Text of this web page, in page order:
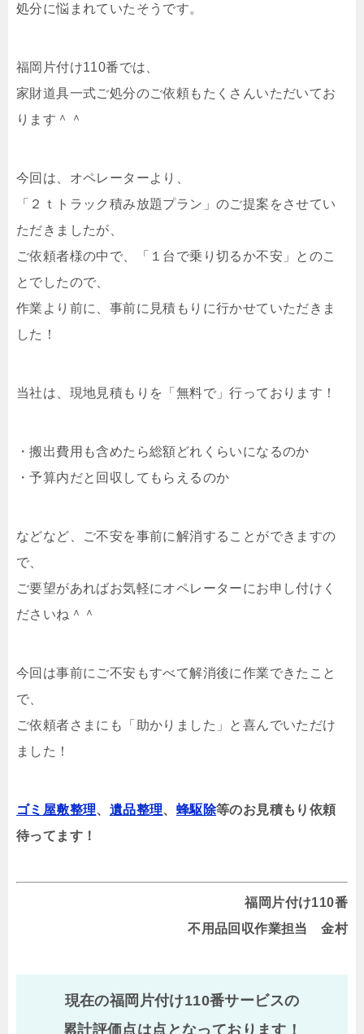
処分に悩まれていたそうです。
福岡片付け110番では、
家財道具一式ご処分のご依頼もたくさんいただいてお
ります＾＾
今回は、オペレーターより、
「２ｔトラック積み放題プラン」のご提案をさせてい
ただきましたが、
ご依頼者様の中で、「１台で乗り切るか不安」とのこ
とでしたので、
作業より前に、事前に見積もりに行かせていただきま
した！
当社は、現地見積もりを「無料で」行っております！
・搬出費用も含めたら総額どれくらいになるのか
・予算内だと回収してもらえるのか
などなど、ご不安を事前に解消することができますの
で、
ご要望があればお気軽にオペレーターにお申し付けく
ださいね＾＾
今回は事前にご不安もすべて解消後に作業できたこと
で、
ご依頼者さまにも「助かりました」と喜んでいただけ
ました！
ゴミ屋敷整理、 遺品整理、 蜂駆除等のお見積もり依頼
待ってます！
福岡片付け110番
不用品回収作業担当 金村
現在の福岡片付け110番サービスの
累計評価点は点となっております！